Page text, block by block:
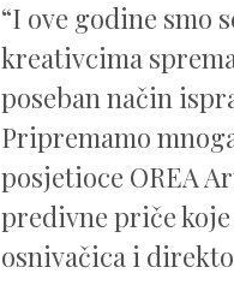
“I ove godine smo
kreativcima
poseban način
Pripremamo
posjetioce OREA
predivne priče koje
osnivačica i